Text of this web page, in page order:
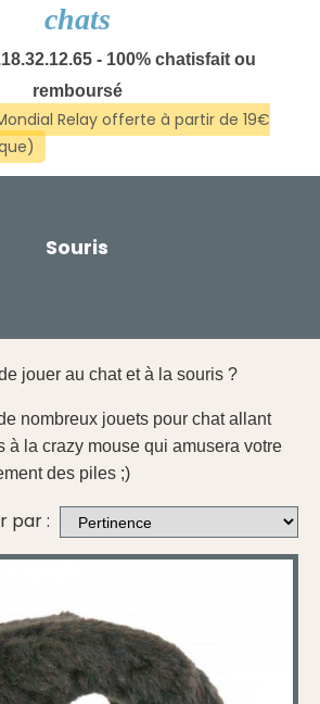
chats
- 100% chatisfait ou
remboursé
Souris
jouer au chat et à la souris ?
nombreux jouets pour chat allant
à la crazy mouse qui amusera votre
des piles ;)
par :